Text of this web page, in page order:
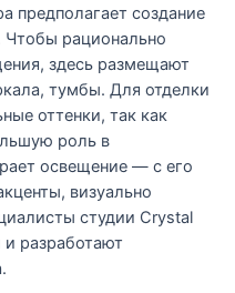
предполагает создание
рационально
здесь размещают
тумбы. Для отделки
оттенки, так как
роль в
освещение — с его
визуально
студии Crystal
и разработают